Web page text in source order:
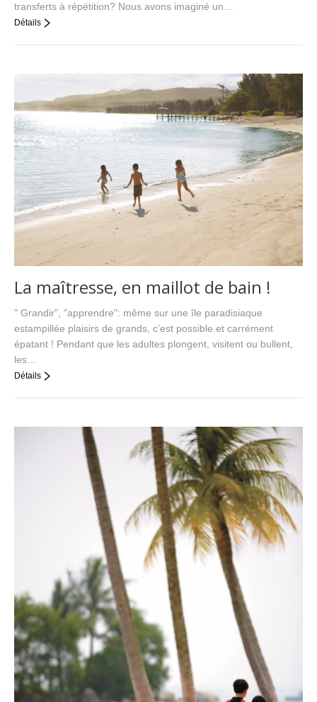
transferts à répétition? Nous avons imaginé un…
Détails
La maîtresse, en maillot de bain !
" Grandir", "apprendre": même sur une île paradisiaque
estampillée plaisirs de grands, c’est possible et carrément
épatant ! Pendant que les adultes plongent, visitent ou bullent,
les…
Détails